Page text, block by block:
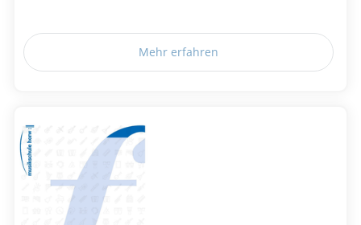
Mehr erfahren